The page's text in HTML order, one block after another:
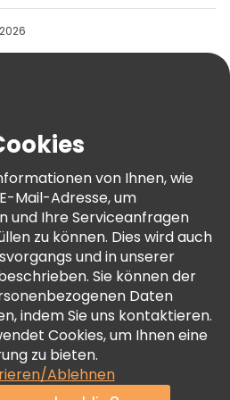
von Ihnen, wie
Mail-Adresse, um
und Ihre Serviceanfragen
zu können. Dies wird auch
und in unserer
Sie können der
Daten
indem Sie uns kontaktieren.
Cookies, um Ihnen eine
zu bieten.
Ablehnen